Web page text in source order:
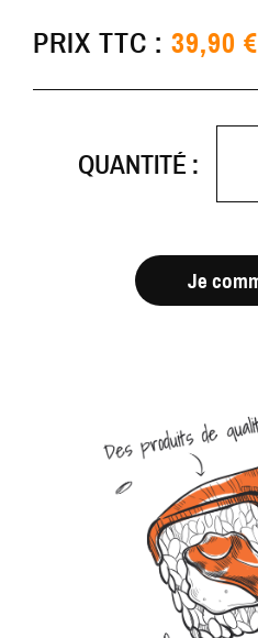
PRIX TTC : 39,90 €
QUANTITÉ :